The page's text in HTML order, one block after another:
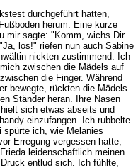
durchgeführt hatten,
herum. Eine kurze
mir sagte: "Komm, wichs Dir
los!" riefen nun auch Sabine
nickten zustimmend. Ich
zwischen die Mädels auf
die Finger. Während
bewegte, rückten die Mädels
Ständer heran. Ihre Nasen
sich etwas abseits und
einzufangen. Ich rubbelte
ich, wie Melanies
Erregung vergessen hatte,
leidenschaftlich meinen
entlud sich. Ich fühlte,